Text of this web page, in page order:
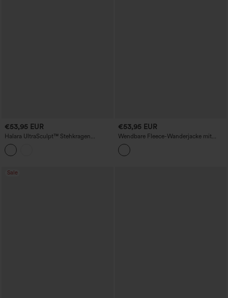
€53,95 EUR
Halara UltraSculpt™ Stehkragen
Gerafftes Push-Up Langarm Yoga Jacke
mit Daumenloch und Taschen
€53,95 EUR
Wendbare Fleece-Wanderjacke mit
hohem Kragen, langen Ärmeln und
Taschen (zwei Looks in einem)
Sale